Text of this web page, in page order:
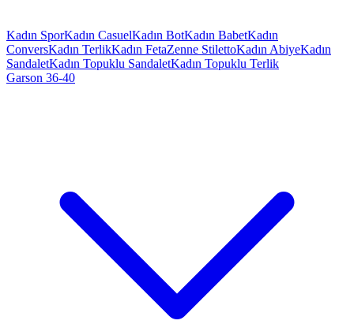
Kadın SporKadın CasuelKadın BotKadın BabetKadın
ConversKadın TerlikKadın FetaZenne StilettoKadın AbiyeKadın
SandaletKadın Topuklu SandaletKadın Topuklu Terlik
Garson 36-40